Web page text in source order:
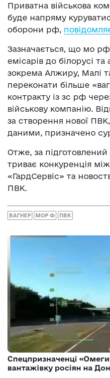
Приватна військова
буде напряму
оборони рф,
Зазначається, що мо рф
емісарів до білорусі
зокрема Алжиру, Малі
переконати більше
контракту із зс рф
військову компанію.
за створення нової
даними, призначено
Отже, за
триває конкуренція
«ГардСервіс» та
ПВК.
ВАГНЕР МОР Ф ПВК
Спецпризначенці
вантажівку росіян на